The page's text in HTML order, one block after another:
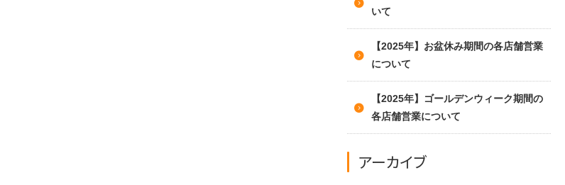
いて
【2025年】お盆休み期間の各店舗営業
について
【2025年】ゴールデンウィーク期間の
各店舗営業について
アーカイブ